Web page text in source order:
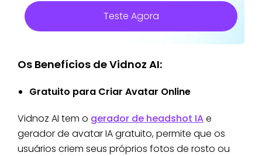
Teste Agora
Os Benefícios de Vidnoz AI:
Gratuito para Criar Avatar Online
Vidnoz AI tem o gerador de headshot IAe
gerador de avatar IA gratuito, permite que os
usuários criem seus próprios fotos de rosto ou